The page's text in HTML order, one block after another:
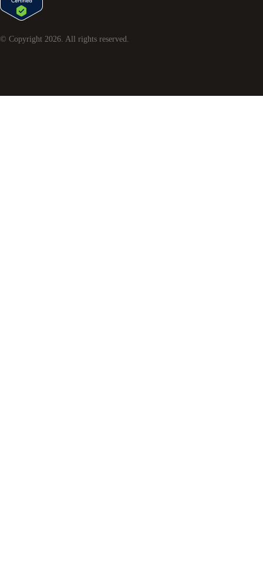
© Copyright 2026 . All rights reserved.